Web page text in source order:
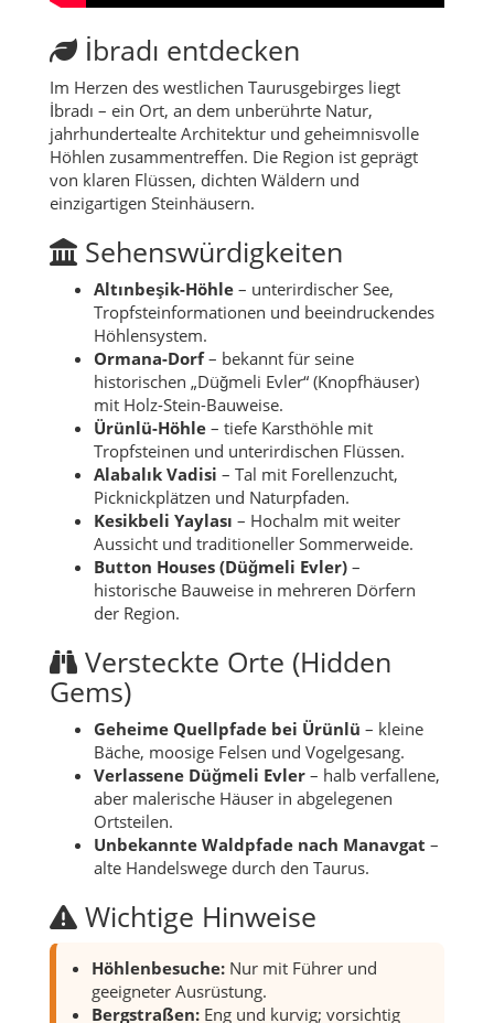
İbradı entdecken
Im Herzen des westlichen Taurusgebirges liegt
İbradı – ein Ort, an dem unberührte Natur,
jahrhundertealte Architektur und geheimnisvolle
Höhlen zusammentreffen. Die Region ist geprägt
von klaren Flüssen, dichten Wäldern und
einzigartigen Steinhäusern.
Sehenswürdigkeiten
Altınbeşik-Höhle – unterirdischer See,
Tropfsteinformationen und beeindruckendes
Höhlensystem.
Ormana-Dorf– bekannt für seine
historischen „Düğmeli Evler“ (Knopfhäuser)
mit Holz-Stein-Bauweise.
Ürünlü-Höhle – tiefe Karsthöhle mit
Tropfsteinen und unterirdischen Flüssen.
Alabalık Vadisi – Tal mit Forellenzucht,
Picknickplätzen und Naturpfaden.
Kesikbeli Yaylası – Hochalm mit weiter
Aussicht und traditioneller Sommerweide.
Button Houses (Düğmeli Evler) –
historische Bauweise in mehreren Dörfern
der Region.
Versteckte Orte (Hidden
Gems)
Geheime Quellpfade bei Ürünlü – kleine
Bäche, moosige Felsen und Vogelgesang.
Verlassene Düğmeli Evler – halb verfallene,
aber malerische Häuser in abgelegenen
Ortsteilen.
Unbekannte Waldpfade nach Manavgat –
alte Handelswege durch den Taurus.
Wichtige Hinweise
Höhlenbesuche: Nur mit Führer und
geeigneter Ausrüstung.
Bergstraßen: Eng und kurvig; vorsichtig